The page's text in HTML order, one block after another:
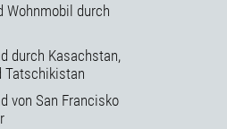
Wohnmobil durch
durch Kasachstan,
Tatschikistan
von San Francisko